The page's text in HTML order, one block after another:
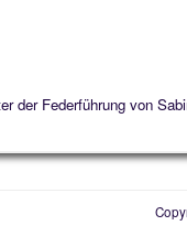
der Federführung von